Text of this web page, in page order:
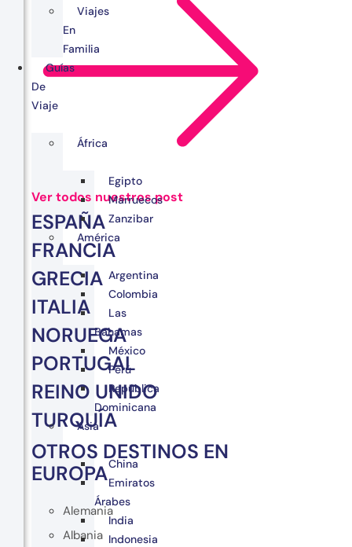
Ver todos nuestros post
ESPAÑA
FRANCIA
GRECIA
ITALIA
NORUEGA
PORTUGAL
REINO UNIDO
TURQUÍA
OTROS DESTINOS EN
EUROPA
Alemania
Albania
Viajes
En
Familia
Guías
De
Viaje
África
Egipto
Marruecos
Zanzibar
América
Argentina
Colombia
Las
Bahamas
México
Perú
República
Dominicana
Asia
China
Emiratos
Árabes
India
Indonesia